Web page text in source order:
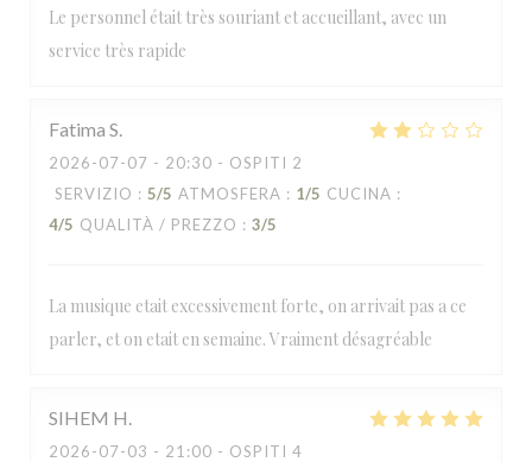
Le personnel était très souriant et accueillant, avec un
service très rapide
Fatima S
2026-07-07 - 20:30 - OSPITI 2
SERVIZIO : 5/5 ATMOSFERA : 1/5 CUCINA :
4/5 QUALITÀ / PREZZO : 3/5
La musique etait excessivement forte, on arrivait pas a ce
parler, et on etait en semaine. Vraiment désagréable
SIHEM H
2026-07-03 - 21:00 - OSPITI 4